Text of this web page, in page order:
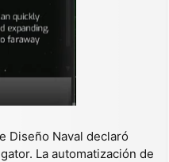
Diseño Naval declaró
La automatización de